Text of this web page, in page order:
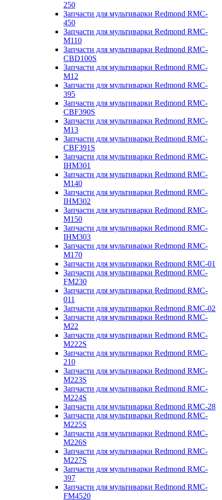
250
Запчасти для мультиварки Redmond RMC-
450
Запчасти для мультиварки Redmond RMC-
M110
Запчасти для мультиварки Redmond RMC-
CBD100S
Запчасти для мультиварки Redmond RMC-
M12
Запчасти для мультиварки Redmond RMC-
395
Запчасти для мультиварки Redmond RMC-
CBF390S
Запчасти для мультиварки Redmond RMC-
M13
Запчасти для мультиварки Redmond RMC-
CBF391S
Запчасти для мультиварки Redmond RMC-
IHM301
Запчасти для мультиварки Redmond RMC-
M140
Запчасти для мультиварки Redmond RMC-
IHM302
Запчасти для мультиварки Redmond RMC-
M150
Запчасти для мультиварки Redmond RMC-
IHM303
Запчасти для мультиварки Redmond RMC-
M170
Запчасти для мультиварки Redmond RMC-01
Запчасти для мультиварки Redmond RMC-
FM230
Запчасти для мультиварки Redmond RMC-
011
Запчасти для мультиварки Redmond RMC-02
Запчасти для мультиварки Redmond RMC-
M22
Запчасти для мультиварки Redmond RMC-
M222S
Запчасти для мультиварки Redmond RMC-
210
Запчасти для мультиварки Redmond RMC-
M223S
Запчасти для мультиварки Redmond RMC-
M224S
Запчасти для мультиварки Redmond RMC-28
Запчасти для мультиварки Redmond RMC-
M225S
Запчасти для мультиварки Redmond RMC-
M226S
Запчасти для мультиварки Redmond RMC-
M227S
Запчасти для мультиварки Redmond RMC-
397
Запчасти для мультиварки Redmond RMC-
FM4520